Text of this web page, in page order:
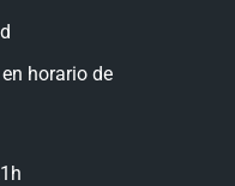
horario de